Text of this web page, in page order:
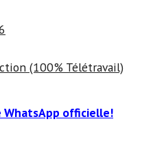
(100% Télétravail)
WhatsApp officielle!